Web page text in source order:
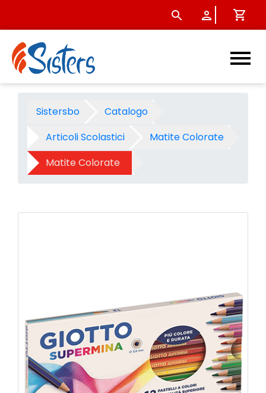
Pastelli Giotto supermina -
Sistersbo
Catalogo
Articoli Scolastici
Matite Colorate
Matite Colorate